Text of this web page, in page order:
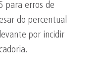
para erros de
do percentual
por incidir